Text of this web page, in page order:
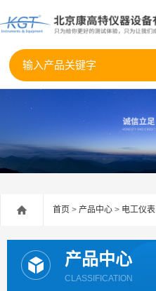
首页 > 产品中心 > 电工仪表
产品中心
CLASSIFICATION